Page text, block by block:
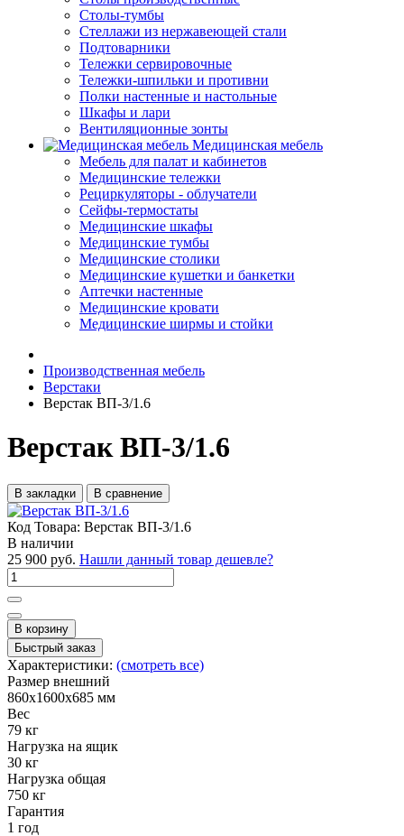
Столы-тумбы
Стеллажи из нержавеющей стали
Подтоварники
Тележки сервировочные
Тележки-шпильки и противни
Полки настенные и настольные
Шкафы и лари
Вентиляционные зонты
Медицинская мебель
Мебель для палат и кабинетов
Медицинские тележки
Рециркуляторы - облучатели
Сейфы-термостаты
Медицинские шкафы
Медицинские тумбы
Медицинские столики
Медицинские кушетки и банкетки
Аптечки настенные
Медицинские кровати
Медицинские ширмы и стойки
Производственная мебель
Верстаки
Верстак ВП-3/1.6
Верстак ВП-3/1.6
В закладки В сравнение
Код Товара: Верстак ВП-3/1.6
В наличии
25 900 руб. Нашли данный товар дешевле?
В корзину
Быстрый заказ
Характеристики: (смотреть все)
Размер внешний
860x1600x685 мм
Вес
79 кг
Нагрузка на ящик
30 кг
Нагрузка общая
750 кг
Гарантия
1 год